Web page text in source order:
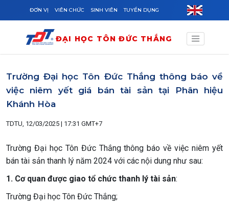
Skip to main content
ĐƠN VỊ VIÊN CHỨC SINH VIÊN TUYỂN DỤNG
ĐẠI HỌC TÔN ĐỨC THẮNG
Trường Đại học Tôn Đức Thắng thông báo về
việc niêm yết giá bán tài sản tại Phân hiệu
Khánh Hòa
TDTU, 12/03/2025 | 17:31 GMT+7
Trường Đại học Tôn Đức Thắng thông báo về việc niêm yết
bán tài sản thanh lý năm 2024 với các nội dung như sau:
1. Cơ quan được giao tổ chức thanh lý tài sản:
Trường Đại học Tôn Đức Thắng;